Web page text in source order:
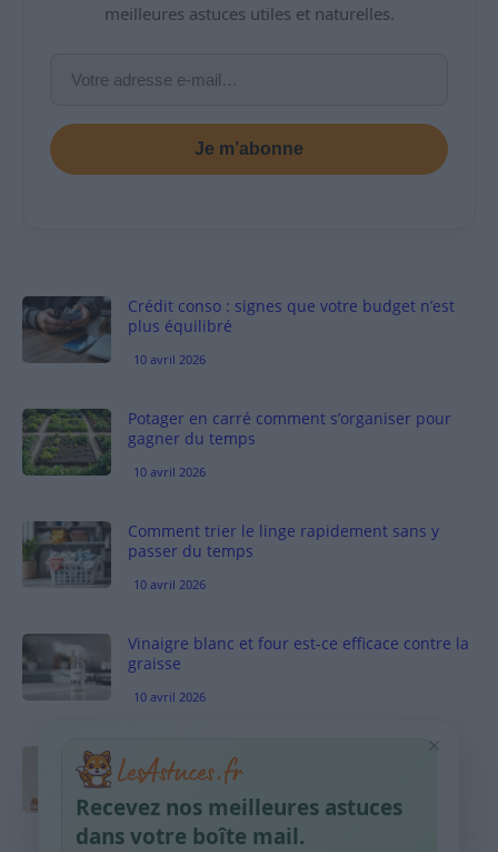
meilleures astuces utiles et naturelles.
Je m’abonne
Crédit conso : signes que votre budget n’est
plus équilibré
10 avril 2026
Potager en carré comment s’organiser pour
gagner du temps
10 avril 2026
Comment trier le linge rapidement sans y
passer du temps
10 avril 2026
Vinaigre blanc et four est-ce efficace contre la
graisse
10 avril 2026
Taches pigmentaires : routine simple +
habitudes qui aident
9 avril 2026
×
Recevez nos meilleures astuces
dans votre boîte mail.